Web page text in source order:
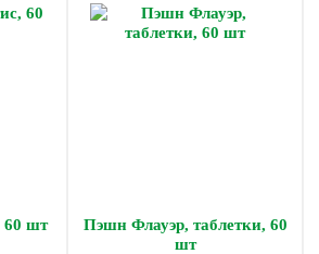
60 шт
Пэшн Флауэр, таблетки, 60
шт